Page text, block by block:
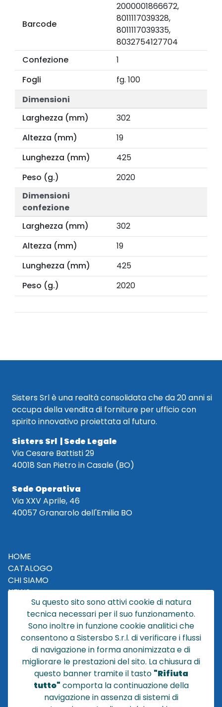
Barcode
2000001866672,
8011117039328,
8011117039335,
8032754127704
Confezione
1
Fogli
fg. 100
Dimensioni
Larghezza (mm)
302
Altezza (mm)
19
Lunghezza (mm)
425
Peso (g.)
2020
Dimensioni
confezione
Larghezza (mm)
302
Altezza (mm)
19
Lunghezza (mm)
425
Peso (g.)
2020
Sisters Srl è una realtà consolidata che da 20 anni si
occupa della vendita di forniture per ufficio con
spirito innovativo proiettata al futuro.
Sisters Srl | Sede Legale
Via Cesare Battisti 29
40018 San Pietro in Casale (BO)
Sede Operativa
Via XXV Aprile, 46
40057 Granarolo dell'Emilia BO
HOME
CATALOGO
CHI SIAMO
NEWS
CONTATTACI
CONDIZIONI DI VENDITA
POLICY PRIVACY
NOTE LEGALI
Cookie
Su questo sito sono attivi cookie di natura
tecnica necessari per il suo funzionamento.
Sono inoltre in funzione cookie analitici che
consentono a Sistersbo S.r.l. di verificare i flussi
di navigazione in forma anonimizzata e di
migliorare le prestazioni del sito. La chiusura di
questo banner tramite il tasto "Rifiuta
tutto" comporta la continuazione della
navigazione in assenza di sistemi di